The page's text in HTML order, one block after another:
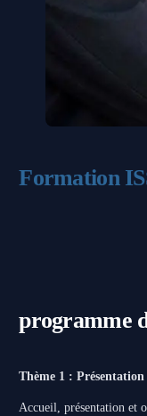
Formation
programme
Thème 1 :
Accueil, présentation et